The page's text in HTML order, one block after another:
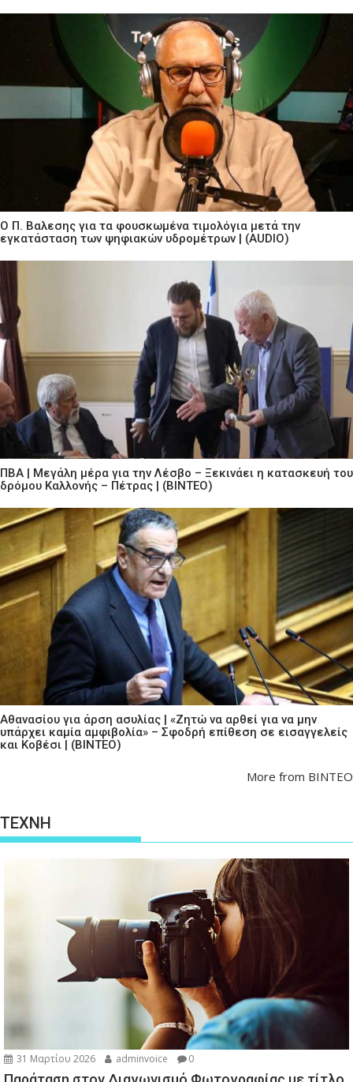
Ο Π. Βαλεσης για τα φουσκωμένα τιμολόγια μετά την
εγκατάσταση των ψηφιακών υδρομέτρων | (AUDIO)
ΠΒΑ | Μεγάλη μέρα για την Λέσβο – Ξεκινάει η κατασκευή του
δρόμου Καλλονής – Πέτρας | (ΒΙΝΤΕΟ)
Αθανασίου για άρση ασυλίας | «Ζητώ να αρθεί για να μην
υπάρχει καμία αμφιβολία» – Σφοδρή επίθεση σε εισαγγελείς
και Κοβέσι | (ΒΙΝΤΕΟ)
More from ΒΙΝΤΕΟ
ΤΕΧΝΗ
31 Μαρτίου 2026 adminvoice 0